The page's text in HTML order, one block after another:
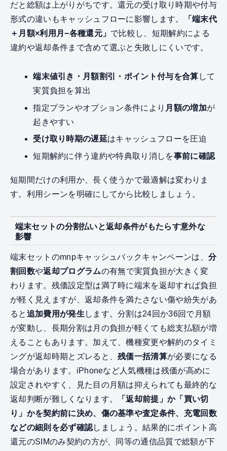
だと総額は上がりがちです。還元の受け取り時期や付与
形式の違いもキャッシュフローに影響します。
「端末代
＋月額×利用月−各種還元」 で比較し、短期解約による
違約や返却条件まで含めて選ぶと失敗しにくいです。
端末値引き・月額割引・ポイント付与を合算 して
実質負担を算出
指定プランやオプション条件により 月額の増加が
起きやすい
受け取り時期の遅延はキャッシュフローを圧迫
短期解約に伴う違約や特典取り消しを事前に確認
短期間だけの利用か、長く使うかで最適解は変わりま
す。利用シーンを明確にしてから比較しましょう。
端末セットの分割払いと返却条件がもたらす意外な
影響
端末セットのmnpキャッシュバックキャンペーンは、 分
割回数や返却プログラムの有無で実質負担が大きく変
わります。残価設定型は満了時に端末を返却すれば負担
が軽く見えますが、返却条件を満たさない傷や紛失があ
ると 追加費用が発生 します。分割は24回か36回で月額
が変動し、長期分割は月の負担が軽くても総支払額が増
えることもあります。加えて、機種変更や解約のタイミ
ングが返却時期とズレると、残価一括清算が必要になる
場合があります。iPhoneなど人気機種は残価が高めに
設定されやすく、見た目の月額は抑えられても最終的な
返却判断が難しくなります。
「返却前提」か「買い切
り」かを契約前に決め、傷の基準や査定条件、充電回数
などの細則を必ず確認しましょう。結果的にポイント高
還元のSIMのみ契約の方が、同等の通信品質で総額が下